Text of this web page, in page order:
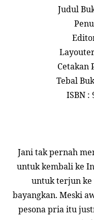
Judul
Cetakan
Tebal
ISBN :
Jani tak pernah
untuk kembali ke
untuk terjun ke
bayangkan. Meski
pesona pria itu